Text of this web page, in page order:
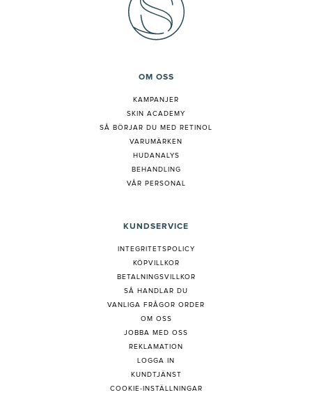
OM OSS
KAMPANJER
SKIN ACADEMY
SÅ BÖRJAR DU MED RETINOL
VARUMÄRKEN
HUDANALYS
BEHANDLING
VÅR PERSONAL
KUNDSERVICE
INTEGRITETSPOLICY
KÖPVILLKOR
BETALNINGSVILLKOR
SÅ HANDLAR DU
VANLIGA FRÅGOR ORDER
OM OSS
JOBBA MED OSS
REKLAMATION
LOGGA IN
KUNDTJÄNST
COOKIE-INSTÄLLNINGAR